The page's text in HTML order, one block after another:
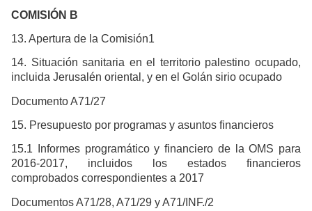
COMISIÓN B
13. Apertura de la Comisión1
14. Situación sanitaria en el territorio palestino ocupado,
incluida Jerusalén oriental, y en el Golán sirio ocupado
Documento A71/27
15. Presupuesto por programas y asuntos financieros
15.1 Informes programático y financiero de la OMS para
2016-2017, incluidos los estados financieros
comprobados correspondientes a 2017
Documentos A71/28, A71/29 y A71/INF./2